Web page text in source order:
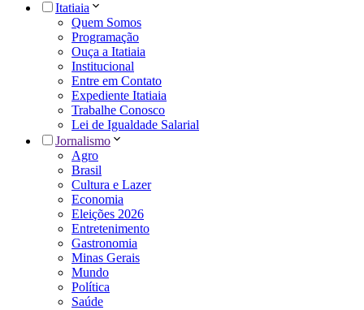
Itatiaia
Quem Somos
Programação
Ouça a Itatiaia
Institucional
Entre em Contato
Expediente Itatiaia
Trabalhe Conosco
Lei de Igualdade Salarial
Jornalismo
Agro
Brasil
Cultura e Lazer
Economia
Eleições 2026
Entretenimento
Gastronomia
Minas Gerais
Mundo
Política
Saúde